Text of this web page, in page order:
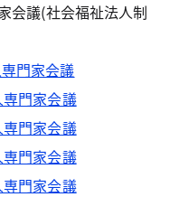
会議(社会福祉法人制
門家会議
門家会議
門家会議
門家会議
門家会議